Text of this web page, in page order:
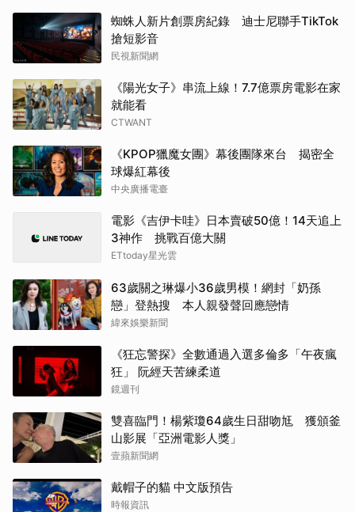
蜘蛛人新片創票房紀錄 迪士尼聯手TikTok
搶短影音
民視新聞網
《陽光女子》串流上線！7.7億票房電影在家
就能看
CTWANT
《KPOP獵魔女團》幕後團隊來台 揭密全
球爆紅幕後
中央廣播電臺
電影《吉伊卡哇》日本賣破50億！14天追上
3神作 挑戰百億大關
ETtoday星光雲
63歲關之琳爆小36歲男模！網封「奶孫
戀」登熱搜 本人親發聲回應戀情
緯來娛樂新聞
《狂忘警探》全數通過入選多倫多「午夜瘋
狂」 阮經天苦練柔道
鏡週刊
雙喜臨門！楊紫瓊64歲生日甜吻尪 獲頒釜
山影展「亞洲電影人獎」
壹蘋新聞網
戴帽子的貓 中文版預告
時報資訊